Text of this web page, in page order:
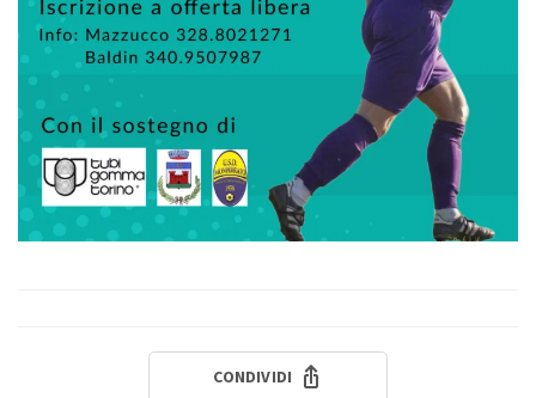
CONDIVIDI